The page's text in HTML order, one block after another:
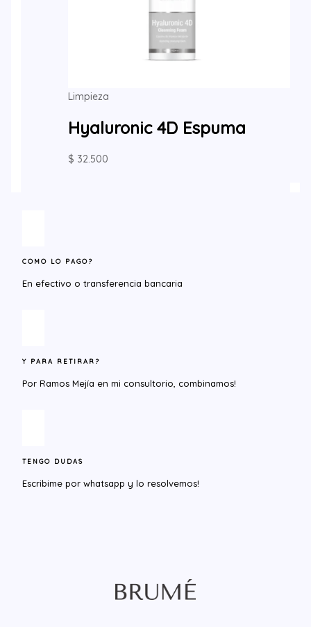
Limpieza
Hyaluronic 4D Espuma
$ 32.500
COMO LO PAGO?
En efectivo o transferencia bancaria
Y PARA RETIRAR?​
Por Ramos Mejía en mi consultorio, combinamos!
TENGO DUDAS
Escribime por whatsapp y lo resolvemos!​